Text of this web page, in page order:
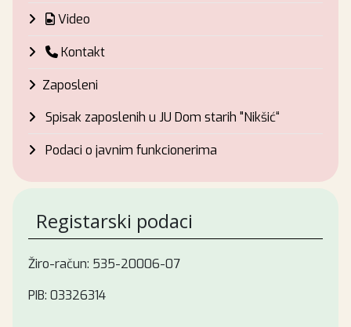
Video
Kontakt
Zaposleni
Spisak zaposlenih u JU Dom starih "Nikšić“
Podaci o javnim funkcionerima
Registarski podaci
Žiro-račun: 535-20006-07
PIB: 03326314